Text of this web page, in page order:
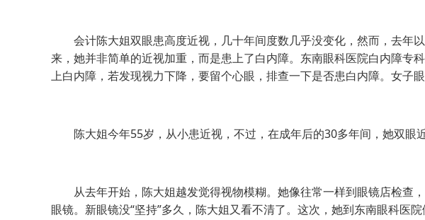
会计陈大姐双眼患高度近视，几十年间度数几乎没变化，然而，去年
来，她并非简单的近视加重，而是患上了白内障。东南眼科医院白内障专
上白内障，若发现视力下降，要留个心眼，排查一下是否患白内障。女子
陈大姐今年55岁，从小患近视，不过，在成年后的30多年间，她双眼近
从去年开始，陈大姐越发觉得视物模糊。她像往常一样到眼镜店检查
眼镜。新眼镜没“坚持”多久，陈大姐又看不清了。这次，她到东南眼科医院